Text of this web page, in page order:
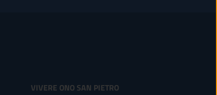
VIVERE ONO SAN PIETRO